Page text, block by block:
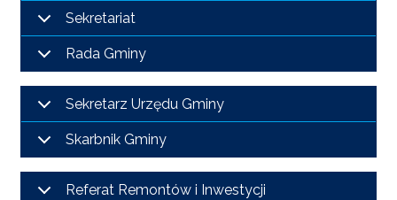
I
TURYSTYKASekretariat
Rada Gminy
Sekretarz Urzędu Gminy
Skarbnik Gminy
Referat Remontów i Inwestycji